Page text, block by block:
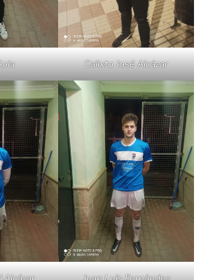
Calixto José Alcázar
Alcázar Juan Luís Fernández